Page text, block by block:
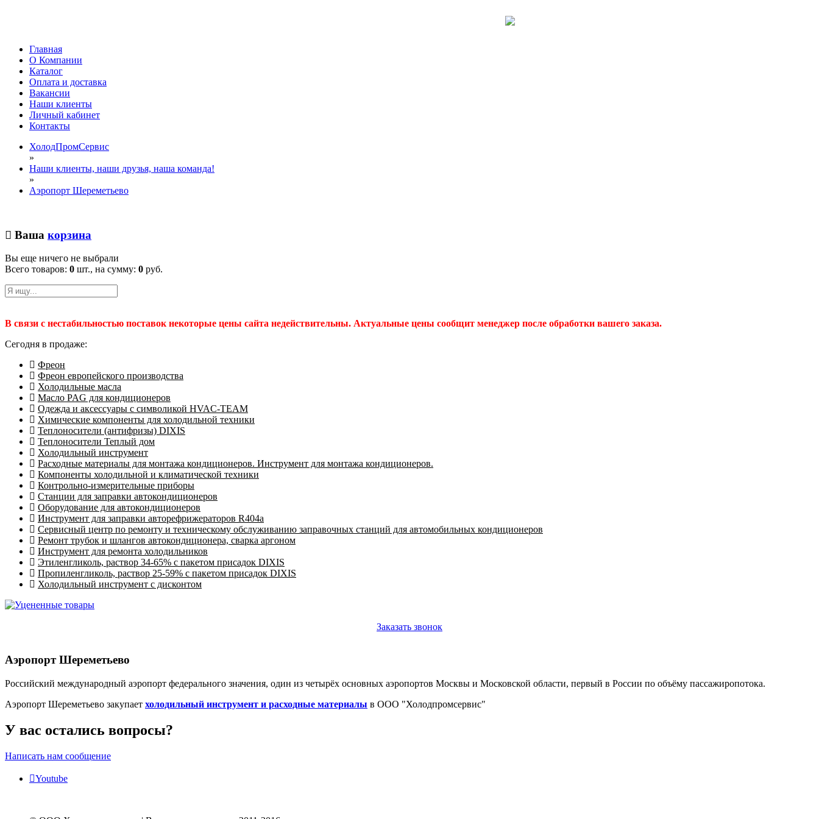
Главная
О Компании
Каталог
Оплата и доставка
Вакансии
Наши клиенты
Личный кабинет
Контакты
ХолодПромСервис
»
Наши клиенты, наши друзья, наша команда!
»
Аэропорт Шереметьево
Ваша корзина
Вы еще ничего не выбрали
Всего товаров: 0 шт., на сумму: 0 руб.
В связи с нестабильностью поставок некоторые цены сайта недействительны. Актуальные цены сообщит менеджер после обработки вашего заказа.
Сегодня в продаже:
Фреон
Фреон европейского производства
Холодильные масла
Масло PAG для кондиционеров
Одежда и аксессуары с символикой HVAC-TEAM
Химические компоненты для холодильной техники
Теплоносители (антифризы) DIXIS
Теплоносители Теплый дом
Холодильный инструмент
Расходные материалы для монтажа кондиционеров. Инструмент для монтажа кондиционеров.
Компоненты холодильной и климатической техники
Контрольно-измерительные приборы
Станции для заправки автокондиционеров
Оборудование для автокондиционеров
Инструмент для заправки авторефрижераторов R404a
Сервисный центр по ремонту и техническому обслуживанию заправочных станций для автомобильных кондиционеров
Ремонт трубок и шлангов автокондиционера, сварка аргоном
Инструмент для ремонта холодильников
Этиленгликоль, раствор 34-65% с пакетом присадок DIXIS
Пропиленгликоль, раствор 25-59% с пакетом присадок DIXIS
Холодильный инструмент с дисконтом
Заказать звонок
Аэропорт Шереметьево
Российский международный аэропорт федерального значения, один из четырёх основных аэропортов Москвы и Московской области, первый в России по объёму пассажиропотока.
Аэропорт Шереметьево закупает холодильный инструмент и расходные материалы в ООО "Холодпромсервис"
У вас остались вопросы?
Написать нам сообщение
Youtube